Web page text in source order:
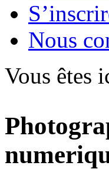
Nous
Vous êtes